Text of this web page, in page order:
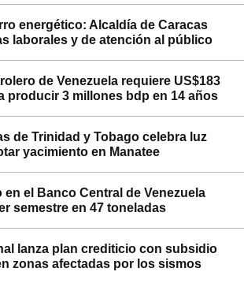
energético: Alcaldía de Caracas
laborales y de atención al público
de Venezuela requiere US$183
producir 3 millones bdp en 14 años
de Trinidad y Tobago celebra luz
yacimiento en Manatee
en el Banco Central de Venezuela
semestre en 47 toneladas
lanza plan crediticio con subsidio
zonas afectadas por los sismos